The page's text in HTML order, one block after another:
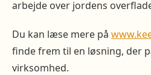
arbejde over jordens
Du kan læse mere på
finde frem til en løsning, der
virksomhed.